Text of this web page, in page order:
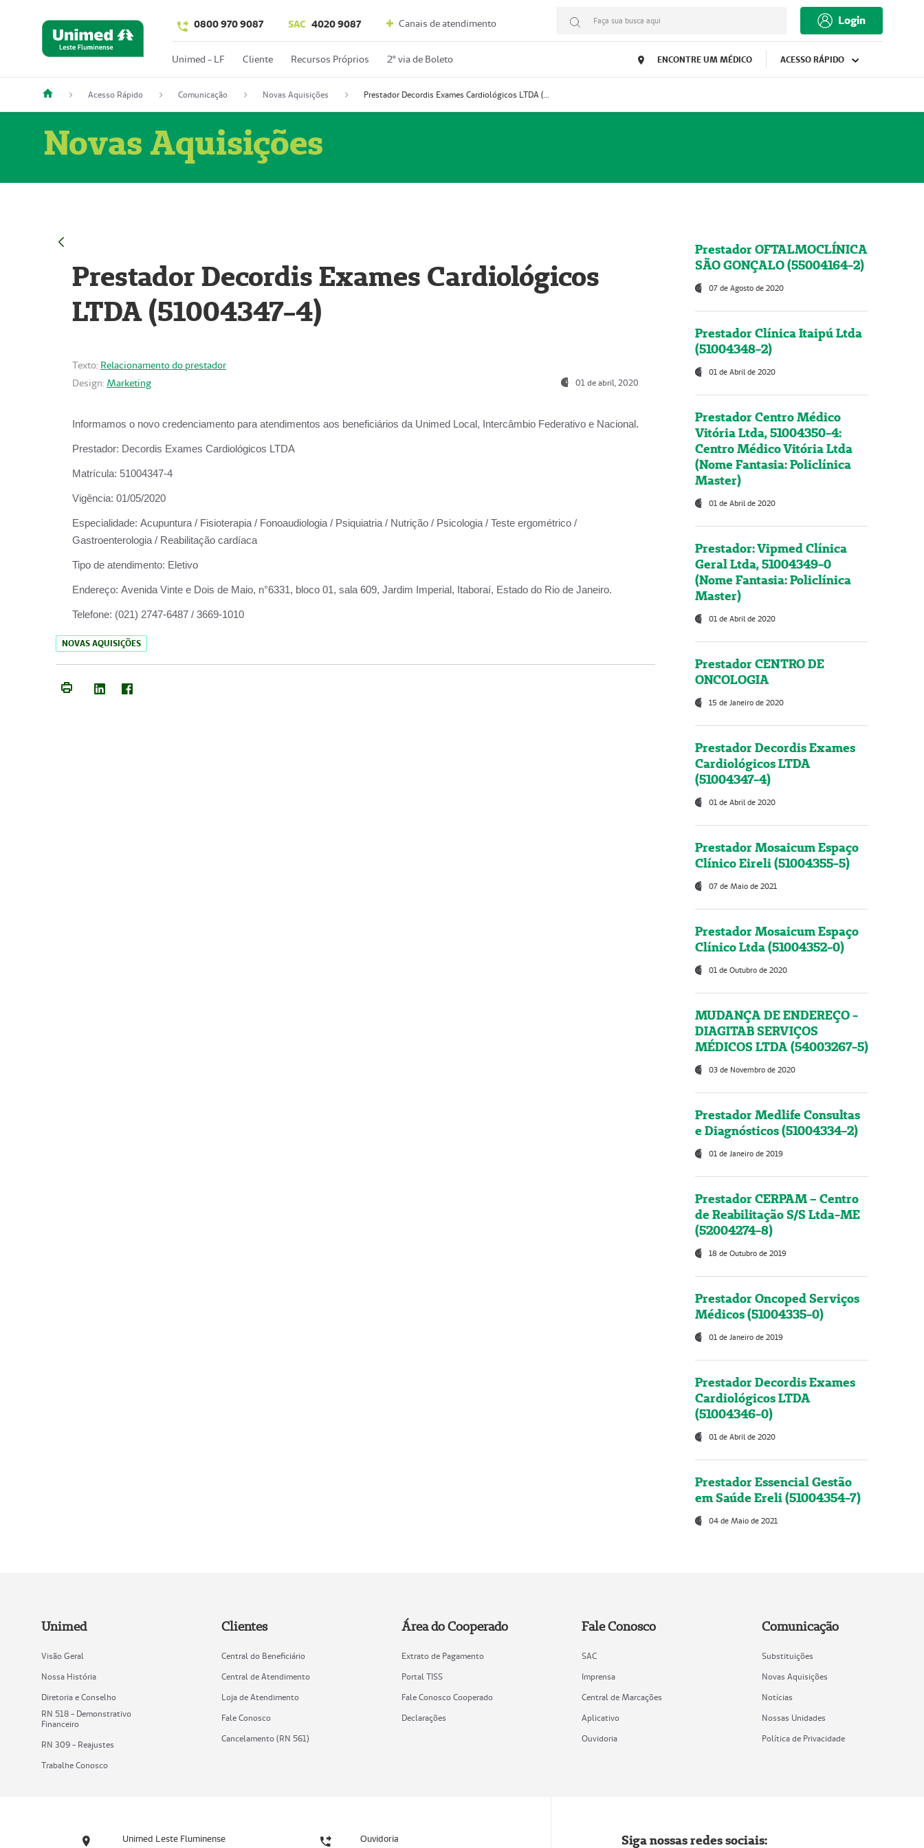
0800 970 9087 SAC 4020 9087 Canais de atendimento Faça sua busca aqui Login
Unimed - LF Cliente Recursos Próprios 2º via de Boleto ENCONTRE UM MÉDICO ACESSO RÁPIDO
Acesso Rápido Comunicação Novas Aquisições Prestador Decordis Exames Cardiológicos LTDA (51004347-4)
Novas Aquisições
Prestador Decordis Exames Cardiológicos
LTDA (51004347-4)
Texto: Relacionamento do prestador
Design: Marketing 01 de abril, 2020
Informamos o novo credenciamento para atendimentos aos beneficiários da Unimed Local, Intercâmbio Federativo e Nacional.
Prestador: Decordis Exames Cardiológicos LTDA
Matrícula: 51004347-4
Vigência: 01/05/2020
Especialidade: Acupuntura / Fisioterapia / Fonoaudiologia / Psiquiatria / Nutrição / Psicologia / Teste ergométrico /
Gastroenterologia / Reabilitação cardíaca
Tipo de atendimento: Eletivo
Endereço: Avenida Vinte e Dois de Maio, n°6331, bloco 01, sala 609, Jardim Imperial, Itaboraí, Estado do Rio de Janeiro.
Telefone: (021) 2747-6487 / 3669-1010
NOVAS AQUISIÇÕES
Prestador OFTALMOCLÍNICA
SÃO GONÇALO (55004164-2)
07 de Agosto de 2020
Prestador Clínica Itaipú Ltda
(51004348-2)
01 de Abril de 2020
Prestador Centro Médico
Vitória Ltda, 51004350-4:
Centro Médico Vitória Ltda
(Nome Fantasia: Policlínica
Master)
01 de Abril de 2020
Prestador: Vipmed Clínica
Geral Ltda, 51004349-0
(Nome Fantasia: Policlínica
Master)
01 de Abril de 2020
Prestador CENTRO DE
ONCOLOGIA
15 de Janeiro de 2020
Prestador Decordis Exames
Cardiológicos LTDA
(51004347-4)
01 de Abril de 2020
Prestador Mosaicum Espaço
Clínico Eireli (51004355-5)
07 de Maio de 2021
Prestador Mosaicum Espaço
Clínico Ltda (51004352-0)
01 de Outubro de 2020
MUDANÇA DE ENDEREÇO -
DIAGITAB SERVIÇOS
MÉDICOS LTDA (54003267-5)
03 de Novembro de 2020
Prestador Medlife Consultas
e Diagnósticos (51004334-2)
01 de Janeiro de 2019
Prestador CERPAM – Centro
de Reabilitação S/S Ltda-ME
(52004274-8)
18 de Outubro de 2019
Prestador Oncoped Serviços
Médicos (51004335-0)
01 de Janeiro de 2019
Prestador Decordis Exames
Cardiológicos LTDA
(51004346-0)
01 de Abril de 2020
Prestador Essencial Gestão
em Saúde Ereli (51004354-7)
04 de Maio de 2021
Unimed
Visão Geral
Nossa História
Diretoria e Conselho
RN 518 - Demonstrativo
Financeiro
RN 309 - Reajustes
Trabalhe Conosco
Clientes
Central do Beneficiário
Central de Atendimento
Loja de Atendimento
Fale Conosco
Cancelamento (RN 561)
Área do Cooperado
Extrato de Pagamento
Portal TISS
Fale Conosco Cooperado
Declarações
Fale Conosco
SAC
Imprensa
Central de Marcações
Aplicativo
Ouvidoria
Comunicação
Substituições
Novas Aquisições
Notícias
Nossas Unidades
Política de Privacidade
Unimed Leste Fluminense Ouvidoria Siga nossas redes sociais: